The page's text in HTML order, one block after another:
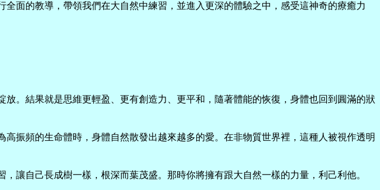
面的教導，帶領我們在大自然中練習，並進入更深的體驗之中，感受這神奇的療癒力
。結果就是思維更輕盈、更有創造力、更平和，隨著體能的恢復，身體也回到圓滿的狀
振頻的生命體時，身體自然散發出越來越多的愛。在非物質世界裡，這種人被視作透明
讓自己長成樹一樣，根深而葉茂盛。那時你將擁有跟大自然一樣的力量，利己利他。